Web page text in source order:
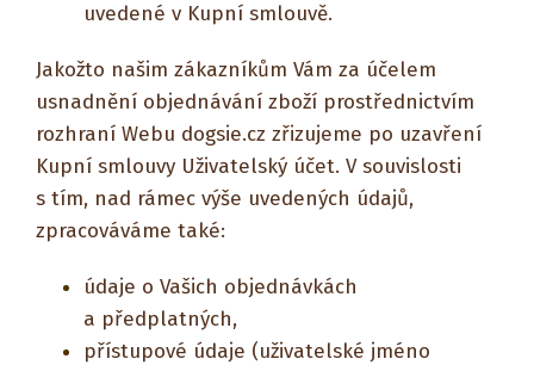
uvedené v Kupní smlouvě.
Jakožto našim zákazníkům Vám za účelem
usnadnění objednávání zboží prostřednictvím
rozhraní Webu dogsie.cz zřizujeme po uzavření
Kupní smlouvy Uživatelský účet. V souvislosti
s tím, nad rámec výše uvedených údajů,
zpracováváme také:
údaje o Vašich objednávkách
a předplatných,
přístupové údaje (uživatelské jméno